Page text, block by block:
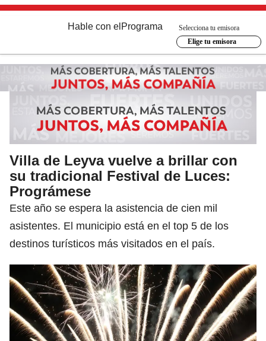
Hable con el Programa
Selecciona tu emisora
Elige tu emisora
Villa de Leyva vuelve a brillar con
su tradicional Festival de Luces:
Prográmese
Este año se espera la asistencia de cien mil
asistentes. El municipio está en el top 5 de los
destinos turísticos más visitados en el país.